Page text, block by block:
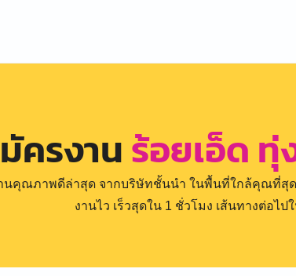
ครงานร้อยเอ็ด ทุ่
นคุณภาพดีล่าสุด จากบริษัทชั้นนำ ในพื้นที่ใกล้คุณที่สุ
งานไว เร็วสุดใน 1 ชั่วโมง เส้นทางต่อไ